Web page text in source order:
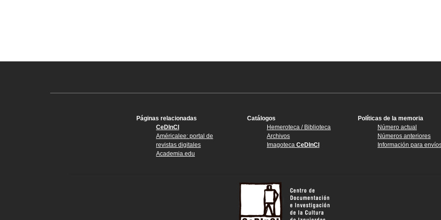
Páginas relacionadas
CeDInCI
Américalee: portal de
revistas digitales
Academia.edu
Catálogos
Hemeroteca / Biblioteca
Archivos
Imagoteca CeDInCI
Políticas de la memoria
Número actual
Números anteriores
Información para